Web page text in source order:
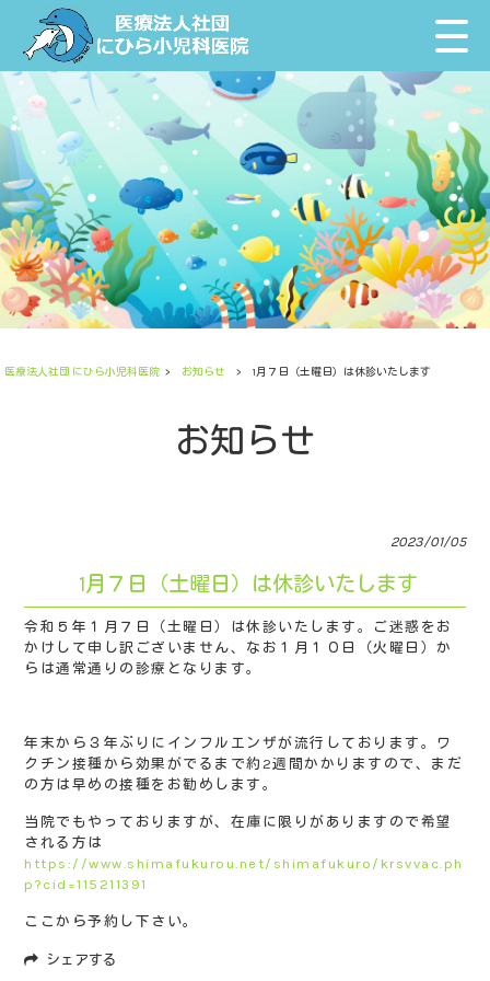
医療法人社団 にひら小児科医院 > お知らせ > 1月７日（土曜日）は休診いたします
お知らせ
2023/01/05
1月７日（土曜日）は休診いたします
令和５年１月７日（土曜日）は休診いたします。ご迷惑をお
かけして申し訳ございません、なお１月１０日（火曜日）か
らは通常通りの診療となります。
年末から３年ぶりにインフルエンザが流行しております。ワ
クチン接種から効果がでるまで約2週間かかりますので、まだ
の方は早めの接種をお勧めします。
当院でもやっておりますが、在庫に限りがありますので希望
される方は
https://www.shimafukurou.net/shimafukuro/krsvvac.ph
p?cid=115211391
ここから予約し下さい。
シェアする